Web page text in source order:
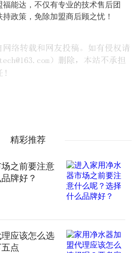
能达，不仅有专业的技术售后团
政策，免除加盟商后顾之忧！
精彩推荐
之前要注意
牌好？
应该怎么选
点